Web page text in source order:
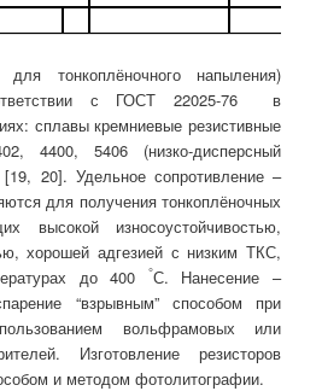
тонкоплёночного напыления)
с ГОСТ 22025-76 в
сплавы кремниевые резистивные
4400, 5406 (низко-дисперсный
20]. Удельное сопротивление –
для получения тонкоплёночных
высокой износоустойчивостью,
хорошей адгезией с низким ТКС,
до 400
°С. Нанесение –
“взрывным” способом при
вольфрамовых или
Изготовление резисторов
и методом фотолитографии.